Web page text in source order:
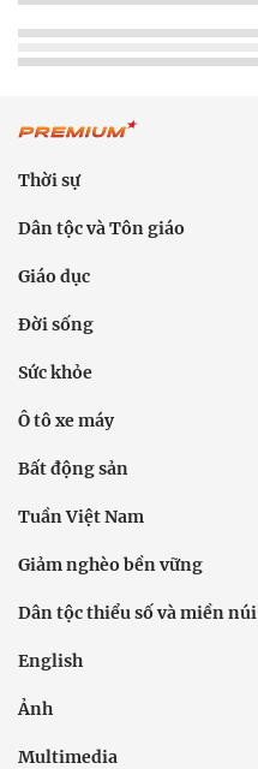
Thời sự
Dân tộc và Tôn giáo
Giáo dục
Đời sống
Sức khỏe
Ô tô xe máy
Bất động sản
Tuần Việt Nam
Giảm nghèo bền vững
Dân tộc thiểu số và miền núi
English
Ảnh
Multimedia